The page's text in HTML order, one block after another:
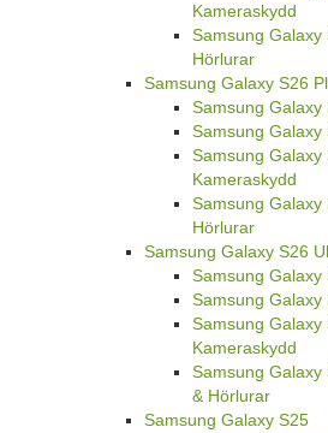
Kameraskydd
Samsung
Hörlurar
Samsung Galaxy S26
Samsung Galaxy
Samsung Galaxy
Samsung Galaxy
Kameraskydd
Samsung Galaxy
Hörlurar
Samsung Galaxy S26
Samsung
Samsung Galaxy
Samsung Galaxy
Kameraskydd
Samsung
& Hörlurar
Samsung Galaxy S25